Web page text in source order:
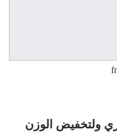
ولتخفيض الوزن